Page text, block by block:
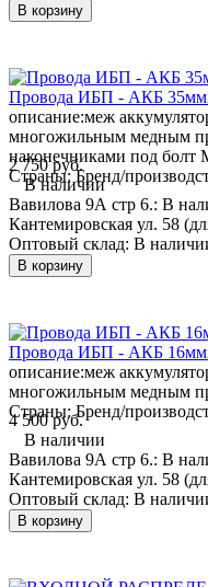
В корзину
Провода ИБП - АКБ
описание:меж
многожильным медным
наконечниками под болт
Страны: Бренд/
2 750 руб.
В наличии
Вавилова 9А стр 6.: В
Кантемировская ул. 58
Оптовый склад: В
В корзину
Провода ИБП - АКБ
описание:меж
многожильным медным
Страны: Бренд/
4 500 руб.
В наличии
Вавилова 9А стр 6.: В
Кантемировская ул. 58
Оптовый склад: В
В корзину